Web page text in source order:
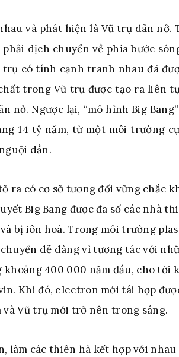
và phát hiện là Vũ trụ dãn nở.
dịch chuyển về phía bước
trụ có tính cạnh tranh nhau đã
trong Vũ trụ được tạo ra liên
nở. Ngược lại, “mô hình Big
14 tỷ năm, từ một môi trường
dần.
ra có cơ sở tương đối vững chắc
Big Bang được đa số các nhà
bị iôn hoá. Trong môi trường
dễ dàng vì tương tác với
400 000 năm đầu, cho tới
Khi đó, electron mới tái hợp
Vũ trụ mới trở nên trong sáng.
làm các thiên hà kết hợp với nhau